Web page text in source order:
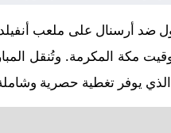
الذي يوفر تغطية حصرية